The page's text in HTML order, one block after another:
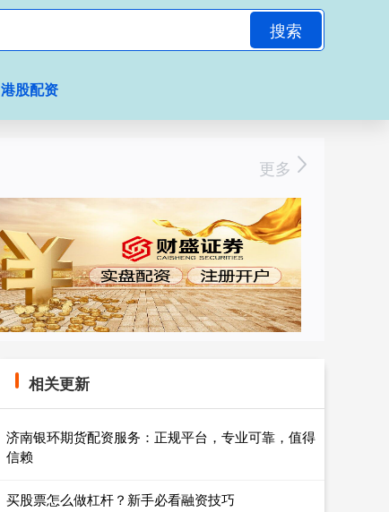
搜索
港股配资
更多
相关更新
济南银环期货配资服务：正规平台，专业可靠，值得
信赖
买股票怎么做杠杆？新手必看融资技巧